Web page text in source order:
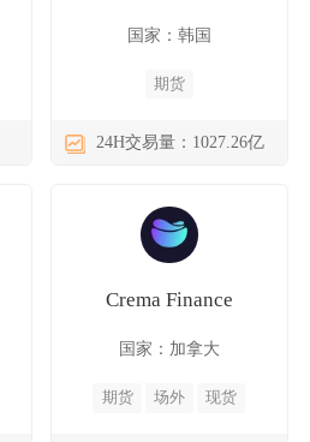
国家：韩国
期货
24H交易量：1027.26亿
Crema Finance
国家：加拿大
期货 场外 现货